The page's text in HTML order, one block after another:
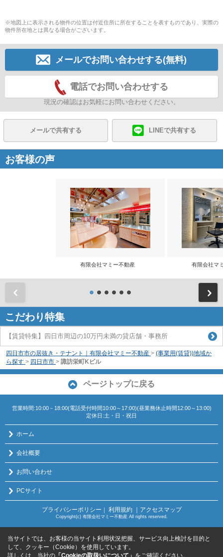
※地図上に表示される物件の位置は付近住所に所在することを表すものであり、実際の
物件所在地とは異なる場合がございます。
メールでお問い合わせする(無料)
電話でお問い合わせする
現況の確認はお気軽にお問い合わせください。
メールで共有する LINEで共有する
お客様の声
有限会社マミー不動産 有限会社
こだわり特集
【賃貸特集】四日市周辺の10万円未満の貸店舗・事務所
四日市市の居抜き・テナント｜有限会社マミー不動産 > (事業用(賃貸))地域か
ら探す > 四日市市 > 諏訪栄町Kビル
ページトップに戻る
営業時間:10:00－18:00(電話受付時間10:00～17:00)(昼業務休止時間12:00～13:00)
定休日:土・日・祝日
ホーム
会社概要
お問い合わせ
PCサイト
プライバシーポリシー 利用規約 ｜アクセスマップ
Copyright(c) 有限会社マミー不動産 All rights reserved.
当サイトでは、お客様の当サイト利用状況把握、サービス向上検討を目的と
して、クッキー（Cookie）を使用しています。
詳しくは、当社の 「Cookieの取扱いについて」 をご確認ください。